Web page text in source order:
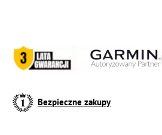
Bezpieczne zakupy